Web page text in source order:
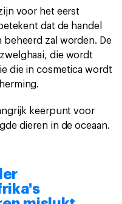
voor het eerst
dat de handel
zal worden. De
die wordt
die in cosmetica wordt
keerpunt voor
dieren in de oceaan.